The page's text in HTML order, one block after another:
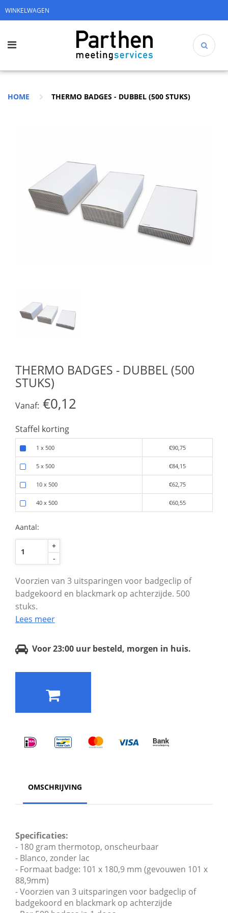
WINKELWAGEN
HOME THERMO BADGES - DUBBEL (500 STUKS)
THERMO BADGES - DUBBEL (500
STUKS)
Vanaf: €0,12
Staffel korting
1 x 500 €90,75
5 x 500 €84,15
10 x 500 €62,75
40 x 500 €60,55
Aantal:
+
-
Voorzien van 3 uitsparingen voor badgeclip of
badgekoord en blackmark op achterzijde. 500
stuks.
Lees meer
Voor 23:00 uur besteld, morgen in huis.
OMSCHRIJVING
Specificaties:
- 180 gram thermotop, onscheurbaar
- Blanco, zonder lac
- Formaat badge: 101 x 180,9 mm (gevouwen 101 x
88,9mm)
- Voorzien van 3 uitsparingen voor badgeclip of
badgekoord en blackmark op achterzijde